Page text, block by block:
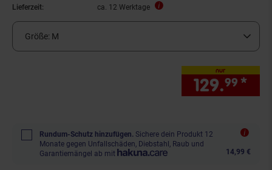
Lieferzeit:
ca. 12 Werktage
Größe: M
nur
129.99 *
Rundum-Schutz hinzufügen. Sichere dein Produkt 12
Monate gegen Unfallschäden, Diebstahl, Raub und
Garantiemängel ab mit
14,99 €